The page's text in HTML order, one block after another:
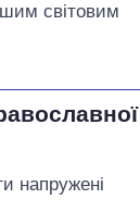
світовим
напружені